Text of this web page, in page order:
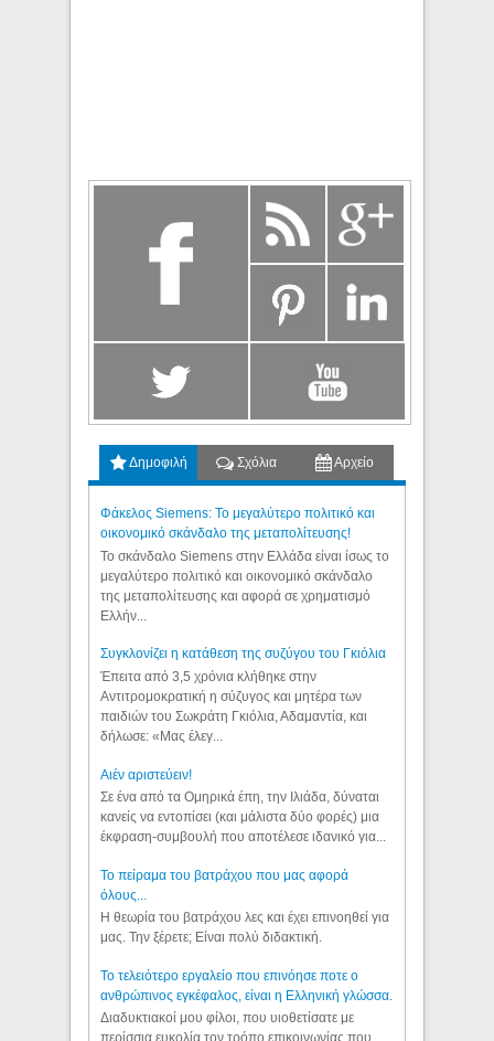
Δημοφιλή Σχόλια Αρχείο
Φάκελος Siemens: Το μεγαλύτερο πολιτικό και
οικονομικό σκάνδαλο της μεταπολίτευσης!
Το σκάνδαλο Siemens στην Ελλάδα είναι ίσως το
μεγαλύτερο πολιτικό και οικονομικό σκάνδαλο
της μεταπολίτευσης και αφορά σε χρηματισμό
Ελλήν...
Συγκλονίζει η κατάθεση της συζύγου του Γκιόλια
Έπειτα από 3,5 χρόνια κλήθηκε στην
Αντιτρομοκρατική η σύζυγος και μητέρα των
παιδιών του Σωκράτη Γκιόλια, Αδαμαντία, και
δήλωσε: «Μας έλεγ...
Aιέν αριστεύειν!
Σε ένα από τα Ομηρικά έπη, την Ιλιάδα, δύναται
κανείς να εντοπίσει (και μάλιστα δύο φορές) μια
έκφραση-συμβουλή που αποτέλεσε ιδανικό για...
Το πείραμα του βατράχου που μας αφορά
όλους...
Η θεωρία του βατράχου λες και έχει επινοηθεί για
μας. Την ξέρετε; Είναι πολύ διδακτική.
Το τελειότερο εργαλείο που επινόησε ποτε ο
ανθρώπινος εγκέφαλος, είναι η Ελληνική γλώσσα.
Διαδυκτιακοί μου φίλοι, που υιοθετίσατε με